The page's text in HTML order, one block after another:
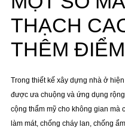
THẠCH
THÊM
Trong thiết kế xây dựng nhà ở
được ưa chuộng và ứng dụng
cộng thẩm mỹ cho không gian mà
làm mát, chống cháy lan, chống